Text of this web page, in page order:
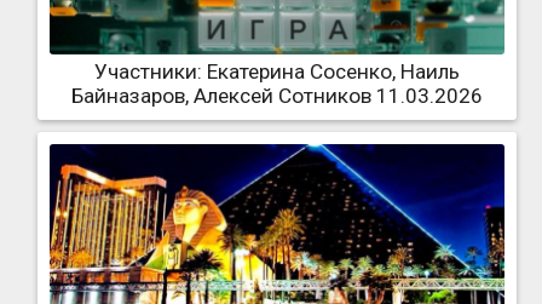
Участники: Екатерина Сосенко, Наиль
Байназаров, Алексей Сотников 11.03.2026